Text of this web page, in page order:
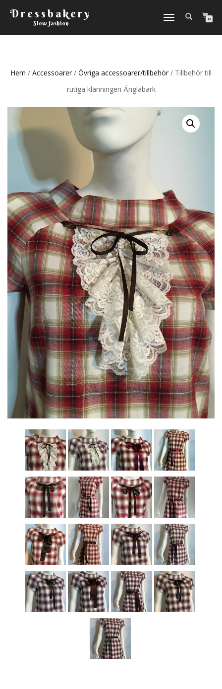
Dressbakery
Slow fashion
Slå
navigering
0
Hem / Accessoarer / Övriga accessoarer/tillbehör / Tillbehör till
rutiga klänningen Änglabark